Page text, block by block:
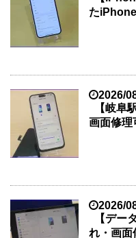
た
2026/
【岐阜
画面修
2026/
【デー
れ・画面